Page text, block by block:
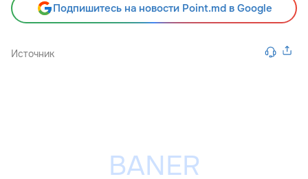
Подпишитесь на новости Point.md в Google
Источник